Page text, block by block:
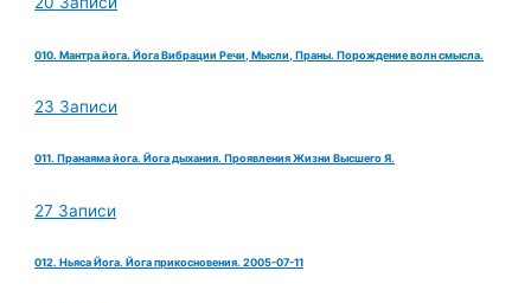
010. Мантра йога. Йога Вибрации Речи, Мысли, Праны. Порождение волн смысла.
23 Записи
011. Пранаяма йога. Йога дыхания. Проявления Жизни Высшего Я.
27 Записи
012. Ньяса Йога. Йога прикосновения. 2005-07-11